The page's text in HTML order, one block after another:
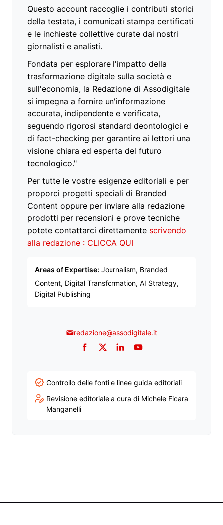
Questo account raccoglie i contributi storici
della testata, i comunicati stampa certificati
e le inchieste collettive curate dai nostri
giornalisti e analisti.
Fondata per esplorare l'impatto della
trasformazione digitale sulla società e
sull'economia, la Redazione di Assodigitale
si impegna a fornire un'informazione
accurata, indipendente e verificata,
seguendo rigorosi standard deontologici e
di fact-checking per garantire ai lettori una
visione chiara ed esperta del futuro
tecnologico."
Per tutte le vostre esigenze editoriali e per
proporci progetti speciali di Branded
Content oppure per inviare alla redazione
prodotti per recensioni e prove tecniche
potete contattarci direttamente scrivendo
alla redazione : CLICCA QUI
Areas of Expertise: Journalism, Branded
Content, Digital Transformation, AI Strategy,
Digital Publishing
redazione@assodigitale.it
Facebook
TwitterLinkedInYouTube
Controllo delle fonti e linee guida editoriali
Revisione editoriale a cura di Michele Ficara
Manganelli